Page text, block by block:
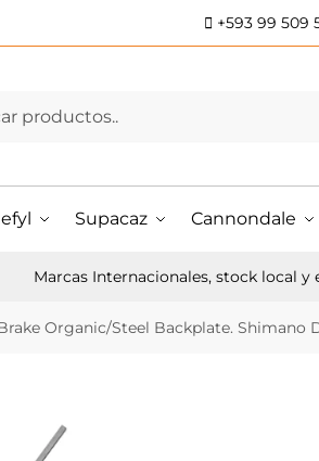
+593 99 509
Supacaz Cannondale
Marcas Internacionales, stock local y
Organic/Steel Backplate. Shimano